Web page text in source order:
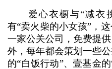
爱心衣橱与“减衣
有“卖火柴的小女孩”，
一家公关公司，免费提
外，每年都会策划一些
的“白饭行动”、壹基金